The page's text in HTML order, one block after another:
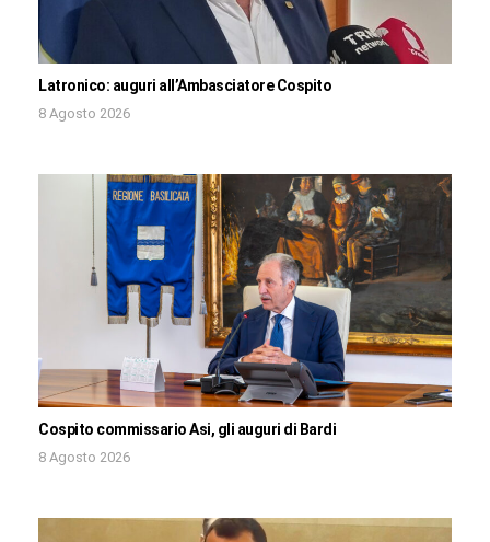
Latronico: auguri all’Ambasciatore Cospito
8 Agosto 2026
Cospito commissario Asi, gli auguri di Bardi
8 Agosto 2026